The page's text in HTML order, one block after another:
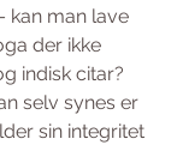
kan man lave
der ikke
indisk citar?
selv synes er
sin integritet